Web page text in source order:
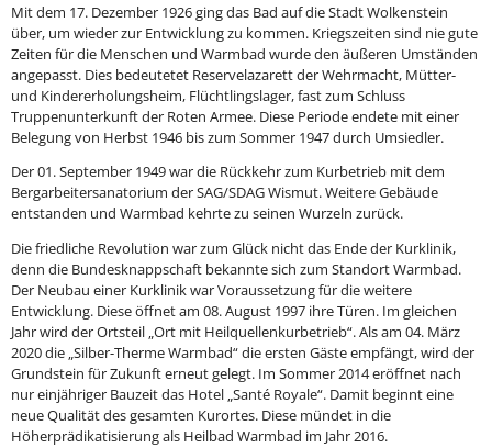
Mit dem 17. Dezember 1926 ging das Bad auf die Stadt Wolkenstein
über, um wieder zur Entwicklung zu kommen. Kriegszeiten sind nie gute
Zeiten für die Menschen und Warmbad wurde den äußeren Umständen
angepasst. Dies bedeutetet Reservelazarett der Wehrmacht, Mütter-
und Kindererholungsheim, Flüchtlingslager, fast zum Schluss
Truppenunterkunft der Roten Armee. Diese Periode endete mit einer
Belegung von Herbst 1946 bis zum Sommer 1947 durch Umsiedler.
Der 01. September 1949 war die Rückkehr zum Kurbetrieb mit dem
Bergarbeitersanatorium der SAG/SDAG Wismut. Weitere Gebäude
entstanden und Warmbad kehrte zu seinen Wurzeln zurück.
Die friedliche Revolution war zum Glück nicht das Ende der Kurklinik,
denn die Bundesknappschaft bekannte sich zum Standort Warmbad.
Der Neubau einer Kurklinik war Voraussetzung für die weitere
Entwicklung. Diese öffnet am 08. August 1997 ihre Türen. Im gleichen
Jahr wird der Ortsteil „Ort mit Heilquellenkurbetrieb“. Als am 04. März
2020 die „Silber-Therme Warmbad“ die ersten Gäste empfängt, wird der
Grundstein für Zukunft erneut gelegt. Im Sommer 2014 eröffnet nach
nur einjähriger Bauzeit das Hotel „Santé Royale“. Damit beginnt eine
neue Qualität des gesamten Kurortes. Diese mündet in die
Höherprädikatisierung als Heilbad Warmbad im Jahr 2016.